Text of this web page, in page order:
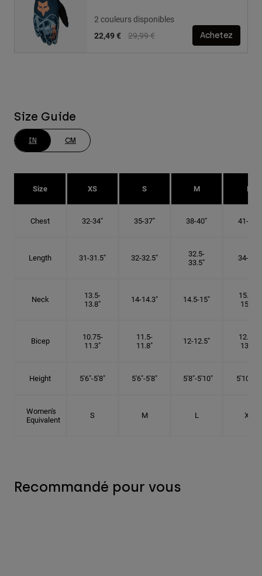
2 couleurs disponibles
Price reduced from
29,99 €to
22,49 € Achetez
Size Guide
IN CM
Size XS S M L
Chest 32-34" 35-37" 38-40" 41-43"
Length 31-31.5" 32-32.5"
32.5-
33.5"
34-35"
Neck
13.5-
13.8"
14-14.3" 14.5-15"
15.25-
15.5"
Bicep
10.75-
11.3"
11.5-
11.8"
12-12.5"
12.75-
13.3"
Height 5'6"-5'8" 5'6"-5'8" 5'8"-5'10" 5'10"- 6'
Women's
Equivalent
S M L XL
Recommandé pour vous